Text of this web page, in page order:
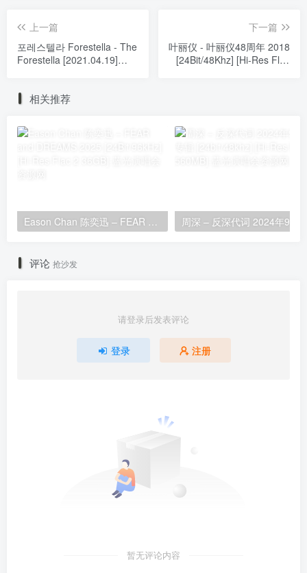
上一篇
포레스텔라 Forestella - The
Forestella [2021.04.19]
下一篇
叶丽仪 - 叶丽仪48周年 2018
[24Bit/48Khz] [Hi-Res Flac
相关推荐
Eason Chan 陈奕迅 – FEAR and DREAMS 2025 [24Bit/96kHz] [Hi-Res Flac 2.36GB]
评论 抢沙发
请登录后发表评论
登录 注册
暂无评论内容